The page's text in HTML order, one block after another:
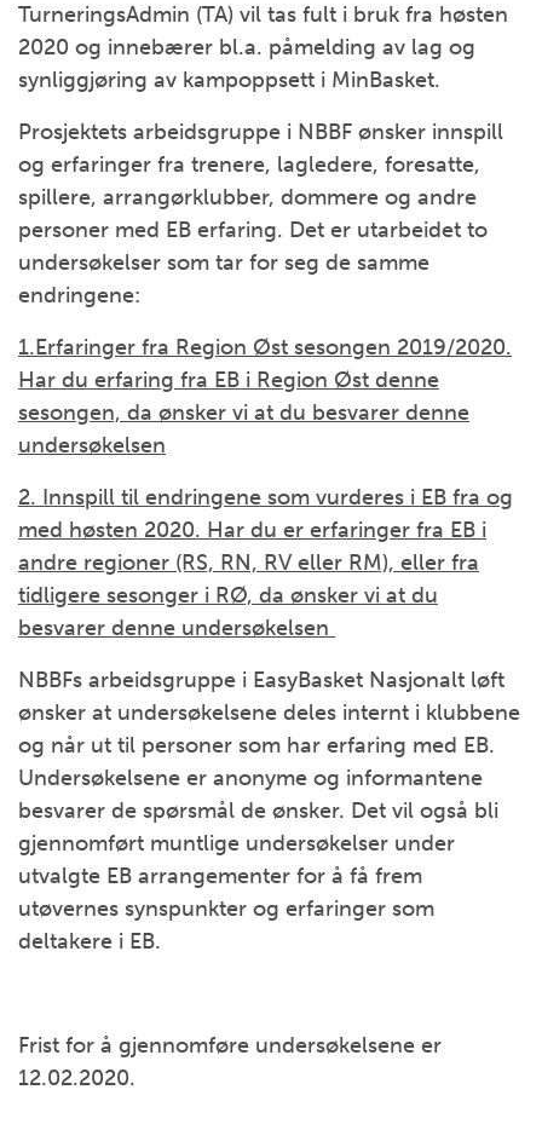
TurneringsAdmin (TA) vil tas fult i bruk fra høsten
2020 og innebærer bl.a. påmelding av lag og
synliggjøring av kampoppsett i MinBasket.
Prosjektets arbeidsgruppe i NBBF ønsker innspill
og erfaringer fra trenere, lagledere, foresatte,
spillere, arrangørklubber, dommere og andre
personer med EB erfaring. Det er utarbeidet to
undersøkelser som tar for seg de samme
endringene:
1.Erfaringer fra Region Øst sesongen 2019/2020.
Har du erfaring fra EB i Region Øst denne
sesongen, da ønsker vi at du besvarer denne
undersøkelsen
2. Innspill til endringene som vurderes i EB fra og
med høsten 2020. Har du er erfaringer fra EB i
andre regioner (RS, RN, RV eller RM), eller fra
tidligere sesonger i RØ, da ønsker vi at du
besvarer denne undersøkelsen
NBBFs arbeidsgruppe i EasyBasket Nasjonalt løft
ønsker at undersøkelsene deles internt i klubbene
og når ut til personer som har erfaring med EB.
Undersøkelsene er anonyme og informantene
besvarer de spørsmål de ønsker. Det vil også bli
gjennomført muntlige undersøkelser under
utvalgte EB arrangementer for å få frem
utøvernes synspunkter og erfaringer som
deltakere i EB.
Frist for å gjennomføre undersøkelsene er
12.02.2020.